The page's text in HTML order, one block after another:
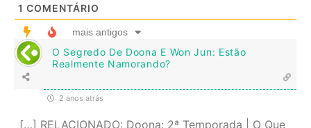
1 COMENTÁRIO
mais antigos
O Segredo De Doona E Won Jun: Estão
Realmente Namorando?
2 anos atrás
[…] RELACIONADO: Doona: 2ª Temporada | O Que